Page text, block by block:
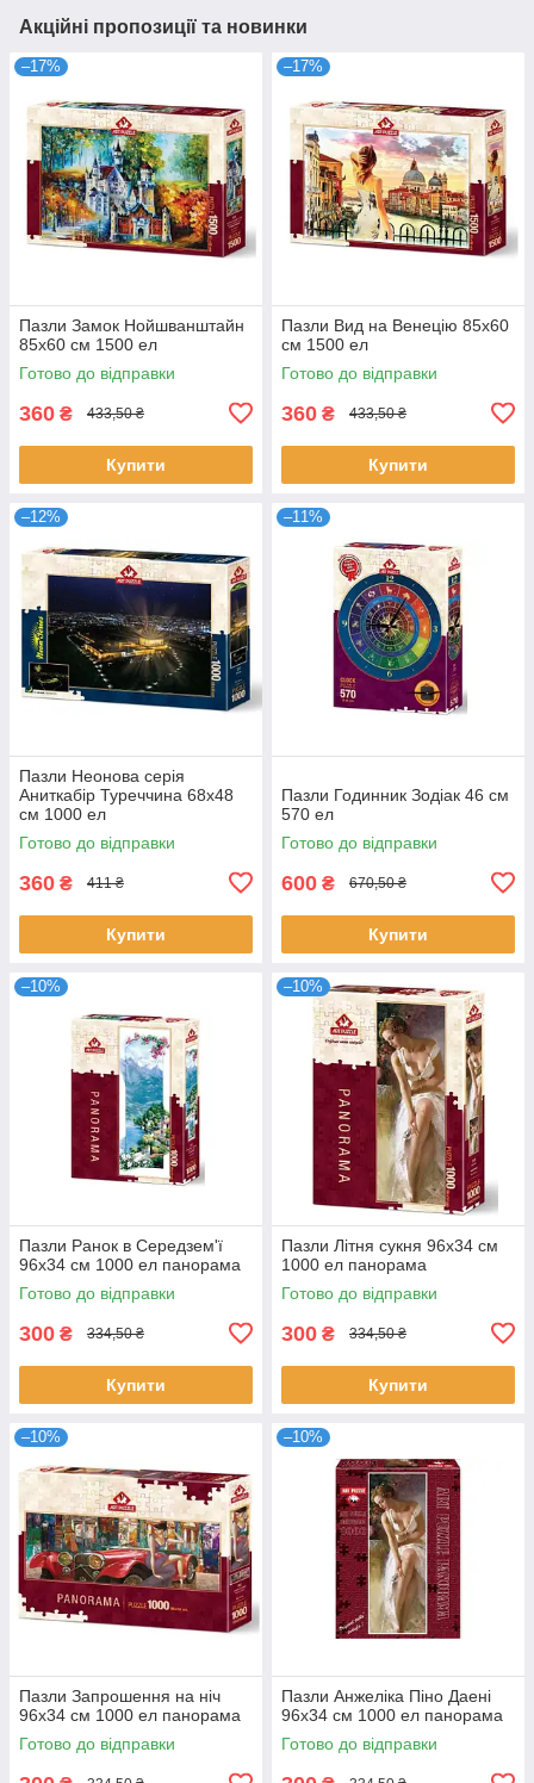
Акційні пропозиції та новинки
–17%
Пазли Замок Нойшванштайн
85х60 см 1500 ел
Готово до відправки
360 ₴ 433,50 ₴
Купити
–17%
Пазли Вид на Венецію 85х60
см 1500 ел
Готово до відправки
360 ₴ 433,50 ₴
Купити
–12%
Пазли Неонова серія
Аниткабір Туреччина 68х48
см 1000 ел
Готово до відправки
360 ₴ 411 ₴
Купити
–11%
Пазли Годинник Зодіак 46 см
570 ел
Готово до відправки
600 ₴ 670,50 ₴
Купити
–10%
Пазли Ранок в Середзем'ї
96х34 см 1000 ел панорама
Готово до відправки
300 ₴ 334,50 ₴
Купити
–10%
Пазли Літня сукня 96х34 см
1000 ел панорама
Готово до відправки
300 ₴ 334,50 ₴
Купити
–10%
Пазли Запрошення на ніч
96х34 см 1000 ел панорама
Готово до відправки
–10%
Пазли Анжеліка Піно Даені
96х34 см 1000 ел панорама
Готово до відправки